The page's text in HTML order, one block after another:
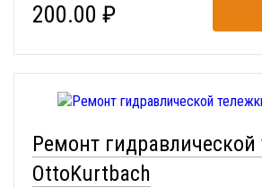
200.00 ₽
Ремонт гидравлической
OttoKurtbach